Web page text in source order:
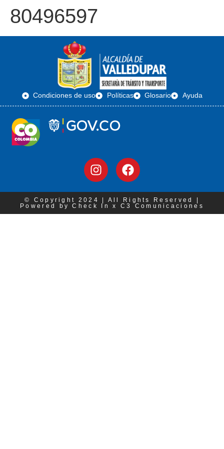
80496597
Condiciones de uso Políticas Glosario Ayuda
© Copyright 2024 | All Rights Reserved |
Powered by Check In x C3 Comunicaciones